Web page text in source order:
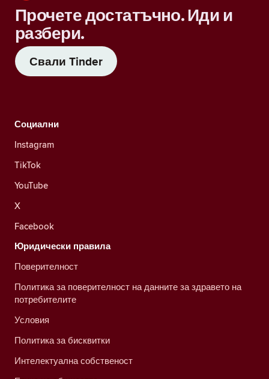
Прочете достатъчно. Иди и
разбери.
Свали Tinder
Социални
Instagram
TikTok
YouTube
X
Facebook
Юридически правила
Поверителност
Политика за поверителност на данните за здравето на
потребителите
Условия
Политика за бисквитки
Интелектуална собственост